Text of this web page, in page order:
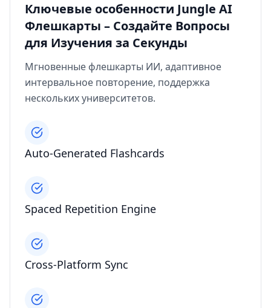
Ключевые особенности Jungle AI
Флешкарты – Создайте Вопросы
для Изучения за Секунды
Мгновенные флешкарты ИИ, адаптивное
интервальное повторение, поддержка
нескольких университетов.
Auto‑Generated Flashcards
Spaced Repetition Engine
Cross‑Platform Sync